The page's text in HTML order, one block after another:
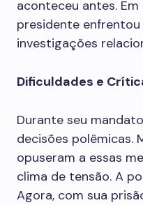
aconteceu antes.
presidente
investigações
Dificuldades e
Durante seu
decisões polêmicas.
opuseram a essas
clima de tensão. A
Agora, com sua